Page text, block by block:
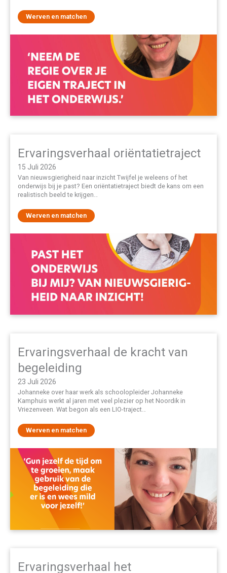
Werven en matchen
Ervaringsverhaal oriëntatietraject
15 Juli 2026
Van nieuwsgierigheid naar inzicht Twijfel je weleens of het
onderwijs bij je past? Een oriëntatietraject biedt de kans om een
realistisch beeld te krijgen…
Werven en matchen
Ervaringsverhaal de kracht van
begeleiding
23 Juli 2026
Johanneke over haar werk als schoolopleider Johanneke
Kamphuis werkt al jaren met veel plezier op het Noordik in
Vriezenveen. Wat begon als een LIO-traject…
Werven en matchen
Ervaringsverhaal het